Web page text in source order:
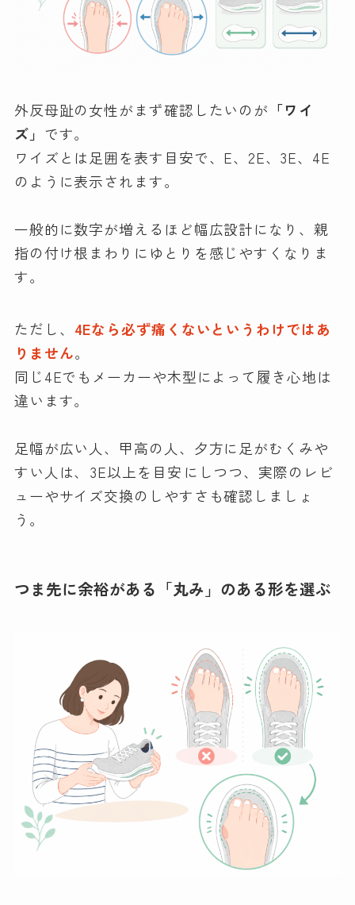
外反母趾の女性がまず確認したいのが 「ワイ
ズ」 です。
ワイズとは足囲を表す目安で、E、2E、3E、4E
のように表示されます。
一般的に数字が増えるほど幅広設計になり、親
指の付け根まわりにゆとりを感じやすくなりま
す。
ただし、 4Eなら必ず痛くないというわけではあ
りません。
同じ4Eでもメーカーや木型によって履き心地は
違います。
足幅が広い人、甲高の人、夕方に足がむくみや
すい人は、 3E以上を目安 にしつつ、実際のレビ
ューやサイズ交換のしやすさも確認しましょ
う。
つま先に余裕がある「丸み」のある形を選ぶ